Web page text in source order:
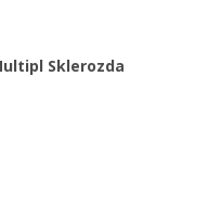
Sklerozda